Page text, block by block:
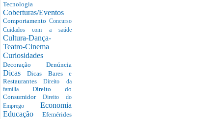
Tecnologia
Coberturas/Eventos
Comportamento Concurso
Cuidados com a saúde
Cultura-Dança-
Teatro-Cinema
Curiosidades
Decoração Denúncia
DicasDicas Bares e
RestaurantesDireito da
família Direito do
Consumidor Direito do
Emprego Economia
Educação Efemérides